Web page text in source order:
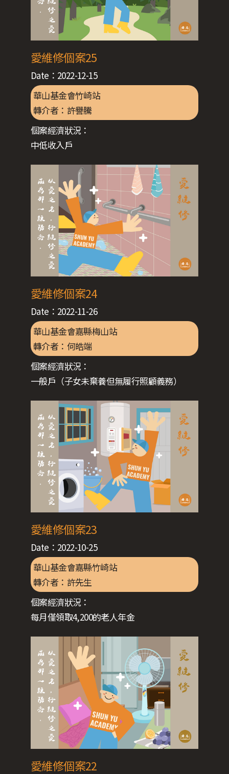
愛維修個案25
Date： 2022-12-15
華山基金會竹崎站
轉介者： 許譽騰
個案經濟狀況：
中低收入戶
愛維修個案24
Date： 2022-11-26
華山基金會嘉縣梅山站
轉介者： 何皓端
個案經濟狀況：
一般戶（子女未棄養但無履行照顧義務）
愛維修個案23
Date： 2022-10-25
華山基金會嘉縣竹崎站
轉介者： 許先生
個案經濟狀況：
每月僅領取4,200的老人年金
愛維修個案22